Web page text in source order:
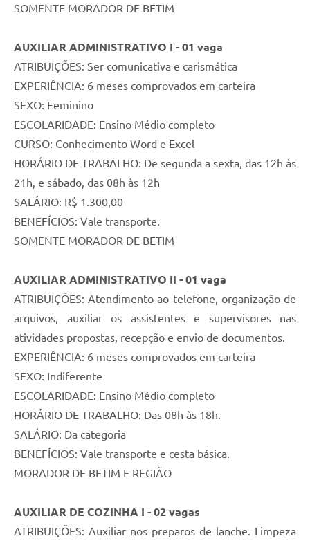
SOMENTE MORADOR DE BETIM
AUXILIAR ADMINISTRATIVO I - 01 vaga
ATRIBUIÇÕES: Ser comunicativa e carismática
EXPERIÊNCIA: 6 meses comprovados em carteira
SEXO: Feminino
ESCOLARIDADE: Ensino Médio completo
CURSO: Conhecimento Word e Excel
HORÁRIO DE TRABALHO: De segunda a sexta, das 12h às
21h, e sábado, das 08h às 12h
SALÁRIO: R$ 1.300,00
BENEFÍCIOS: Vale transporte.
SOMENTE MORADOR DE BETIM
AUXILIAR ADMINISTRATIVO II - 01 vaga
ATRIBUIÇÕES: Atendimento ao telefone, organização de
arquivos, auxiliar os assistentes e supervisores nas
atividades propostas, recepção e envio de documentos.
EXPERIÊNCIA: 6 meses comprovados em carteira
SEXO: Indiferente
ESCOLARIDADE: Ensino Médio completo
HORÁRIO DE TRABALHO: Das 08h às 18h.
SALÁRIO: Da categoria
BENEFÍCIOS: Vale transporte e cesta básica.
MORADOR DE BETIM E REGIÃO
AUXILIAR DE COZINHA I - 02 vagas
ATRIBUIÇÕES: Auxiliar nos preparos de lanche. Limpeza